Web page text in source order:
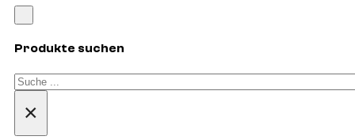
Produkte suchen
Suchen
×